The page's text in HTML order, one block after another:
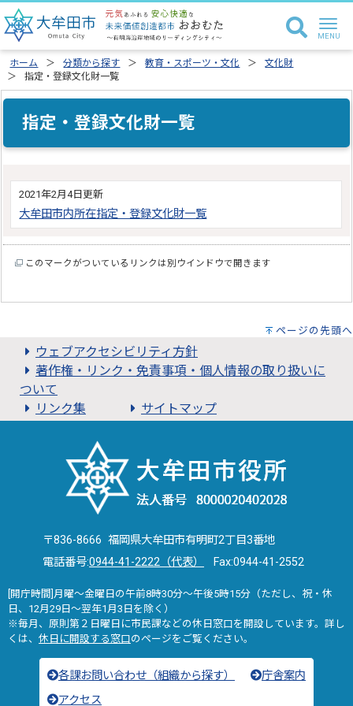
ホーム 分類から探す 教育・スポーツ・文化
文化財
指定・登録文化財一覧
指定・登録文化財一覧
2021年2月4日更新
大牟田市内所在指定・登録文化財一覧
このマークがついているリンクは別ウインドウで開きます
ページの先頭へ
ウェブアクセシビリティ方針
著作権・リンク・免責事項・個人情報の取り扱いに
ついて
リンク集
サイトマップ
〒836-8666 福岡県大牟田市有明町2丁目3番地
電話番号:0944-41-2222（代表） Fax:0944-41-2552
[開庁時間]月曜～金曜日の午前8時30分～午後5時15分（ただし、祝・休
日、12月29日～翌年1月3日を除く）
※毎月、原則第２日曜日に市民課などの休日窓口を開設しています。詳し
くは、 休日に開設する窓口のページをご覧ください。
各課お問い合わせ（組織から探す）
庁舎案内
アクセス